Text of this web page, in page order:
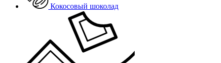
Кокосовый шоколад